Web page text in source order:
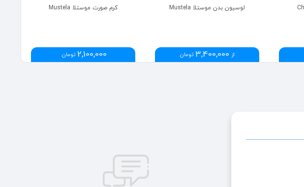
کرم صورت موستلا Mustela
2,100,000 تومان
لوسیون بدن موستلا Mustela
از 3,400,000 تومان